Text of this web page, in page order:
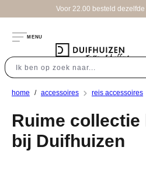
dezelfde dag verzonden*
MENU
home accessoires reis accessoires
Ruime
bij Duifhuizen